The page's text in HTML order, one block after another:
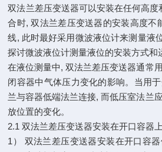
双法兰差压变送器可以安装在任何高
合时, 双法兰差压变送器的安装高度不
线, 此时最好采用微波液位计来测量液
探讨微波液位计测量液位的安装方式和
在液位测量中, 双法兰差压变送器通常
闭容器中气体压力变化的影响。当用
兰与容器低端法兰连接, 而低压室法兰
放位置的变化。
2.1 双法兰差压变送器安装在开口容器上
1） 双法兰差压变送器安装在开口容器